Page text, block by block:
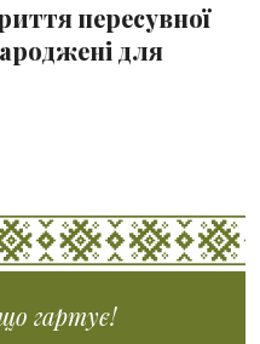
пересувної
для
гартує!